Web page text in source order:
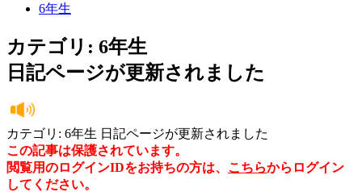
6年生
カテゴリ: 6年生
日記ページが更新されました
カテゴリ: 6年生 日記ページが更新されました
この記事は保護されています。
閲覧用のログインIDをお持ちの方は、 こちらからログイン
してください。